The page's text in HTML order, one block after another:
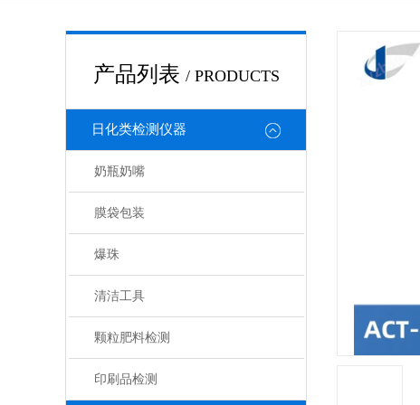
产品列表 / PRODUCTS
日化类检测仪器
奶瓶奶嘴
膜袋包装
爆珠
清洁工具
颗粒肥料检测
印刷品检测